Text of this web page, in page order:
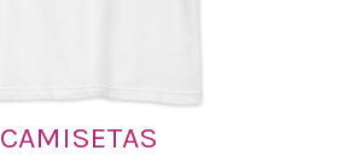
CAMISETAS